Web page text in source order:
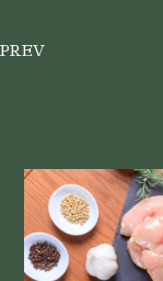
PREV